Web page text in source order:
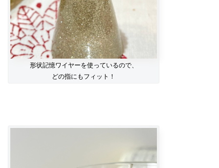
形状記憶ワイヤーを使っているので、
どの指にもフィット！